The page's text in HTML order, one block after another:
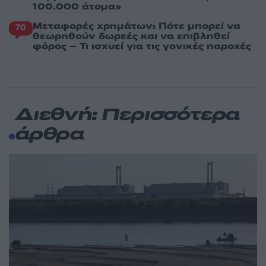
100.000 άτομα»
70 Μεταφορές χρημάτων: Πότε μπορεί να
θεωρηθούν δωρεές και να επιβληθεί
φόρος – Τι ισχυεί για τις γονικές παροχές
Διεθνή: Περισσότερα
άρθρα